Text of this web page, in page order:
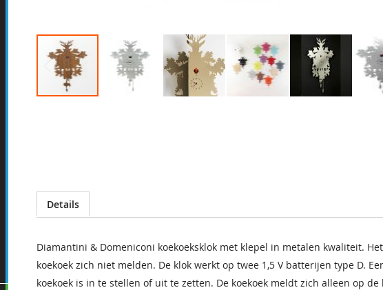
afbeeldingen-
gallerij
Details
Diamantini & Domeniconi koekoeksklok met klepel in metalen kwaliteit.
koekoek zich niet melden. De klok werkt op twee 1,5 V batterijen type D.
koekoek is in te stellen of uit te zetten. De koekoek meldt zich alleen op